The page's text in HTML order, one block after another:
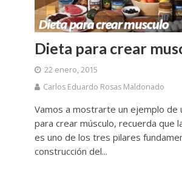
Dieta para crear
22 enero, 2015
Carlos Eduardo Rosas Maldonado
Vamos a mostrarte un ejemplo de
para crear músculo, recuerda que
es uno de los tres pilares
construcción del...